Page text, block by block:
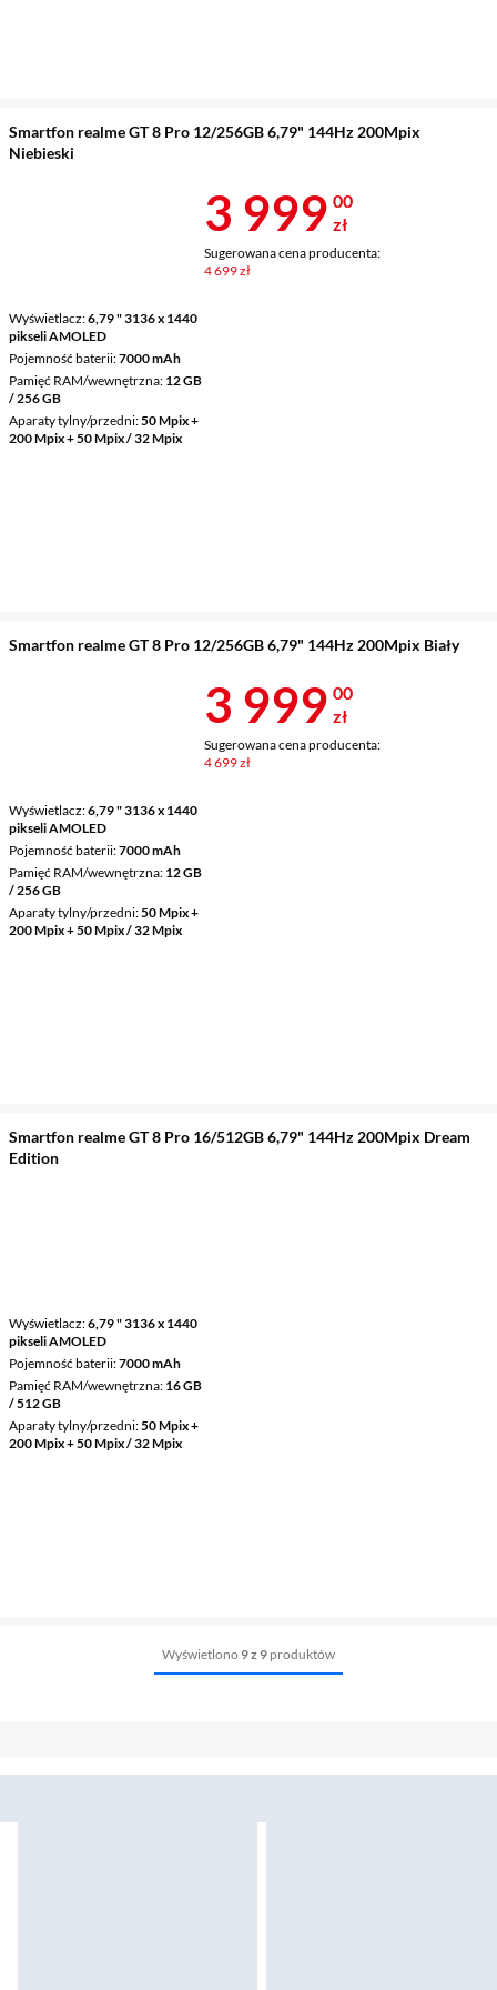
Smartfon realme GT 8 Pro 12/256GB 6,79" 144Hz 200Mpix
Niebieski
Wyświetlacz 6,79 " 3136 x 1440
pikseli AMOLED
Pojemność baterii 7000 mAh
Pamięć RAM/wewnętrzna 12 GB
/ 256 GB
Aparaty tylny/przedni 50 Mpix +
200 Mpix + 50 Mpix / 32 Mpix
Cena 3 999 zł
3 999 00
zł
Sugerowana cena producenta:
4 699 zł
Smartfon realme GT 8 Pro 12/256GB 6,79" 144Hz 200Mpix Biały
Wyświetlacz 6,79 " 3136 x 1440
pikseli AMOLED
Pojemność baterii 7000 mAh
Pamięć RAM/wewnętrzna 12 GB
/ 256 GB
Aparaty tylny/przedni 50 Mpix +
200 Mpix + 50 Mpix / 32 Mpix
Cena 3 999 zł
3 999 00
zł
Sugerowana cena producenta:
4 699 zł
Smartfon realme GT 8 Pro 16/512GB 6,79" 144Hz 200Mpix Dream
Edition
Wyświetlacz 6,79 " 3136 x 1440
pikseli AMOLED
Pojemność baterii 7000 mAh
Pamięć RAM/wewnętrzna 16 GB
/ 512 GB
Aparaty tylny/przedni 50 Mpix +
200 Mpix + 50 Mpix / 32 Mpix
Wyświetlono 9 z 9 produktów